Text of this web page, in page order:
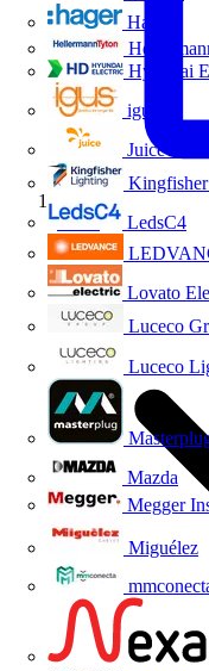
Hager
Hyundai
igus
Juice
LedsC4
Lovato
Luceco
Luceco
Mazda
Megger
Miguélez
Inicio